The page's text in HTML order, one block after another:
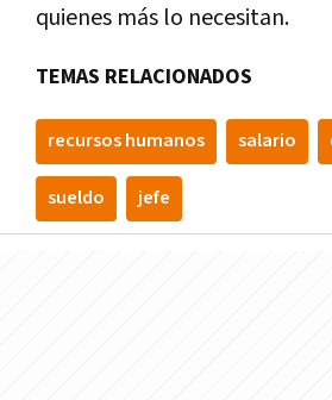
quienes más lo necesitan.
TEMAS RELACIONADOS
recursos humanos salario
sueldo jefe